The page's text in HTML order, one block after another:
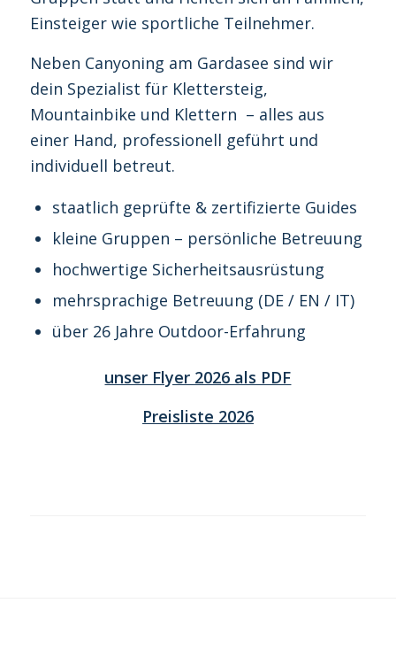
Einsteiger wie sportliche Teilnehmer.
Neben Canyoning am Gardasee sind wir
dein Spezialist für Klettersteig,
Mountainbike und Klettern – alles aus
einer Hand, professionell geführt und
individuell betreut.
staatlich geprüfte & zertifizierte Guides
kleine Gruppen – persönliche Betreuung
hochwertige Sicherheitsausrüstung
mehrsprachige Betreuung (DE / EN / IT)
über 26 Jahre Outdoor-Erfahrung
unser Flyer 2026 als PDF
Preisliste 2026